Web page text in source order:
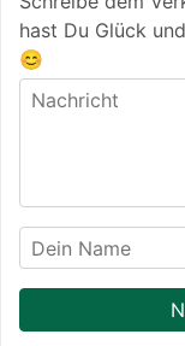
hast Du Glück
😊